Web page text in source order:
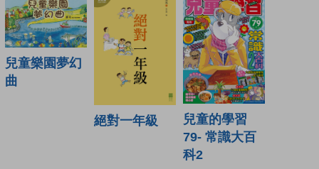
兒童樂園夢幻
曲
絕對一年級
兒童的學習
79- 常識大百
科2